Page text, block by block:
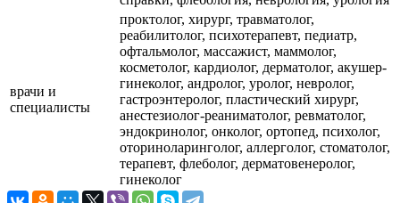
врачи и
специалисты
проктолог, хирург, травматолог,
реабилитолог, психотерапевт, педиатр,
офтальмолог, массажист, маммолог,
косметолог, кардиолог, дерматолог, акушер-
гинеколог, андролог, уролог, невролог,
гастроэнтеролог, пластический хирург,
анестезиолог-реаниматолог, ревматолог,
эндокринолог, онколог, ортопед, психолог,
оториноларинголог, аллерголог, стоматолог,
терапевт, флеболог, дерматовенеролог,
гинеколог